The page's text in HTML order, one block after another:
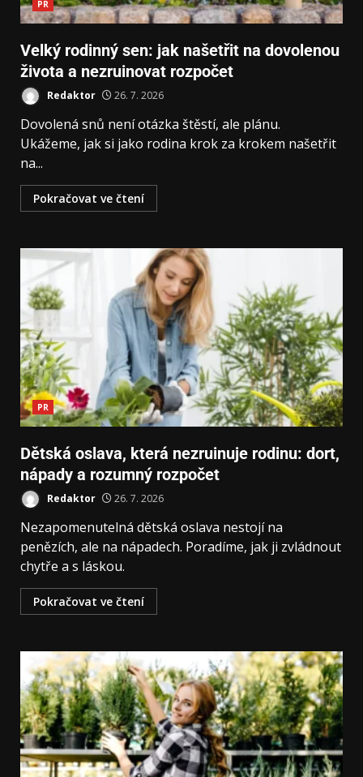
PR
Velký rodinný sen: jak našetřit na dovolenou
života a nezruinovat rozpočet
Redaktor 26. 7. 2026
Dovolená snů není otázka štěstí, ale plánu.
Ukážeme, jak si jako rodina krok za krokem našetřit
na...
Pokračovat ve čtení
PR
Dětská oslava, která nezruinuje rodinu: dort,
nápady a rozumný rozpočet
Redaktor 26. 7. 2026
Nezapomenutelná dětská oslava nestojí na
penězích, ale na nápadech. Poradíme, jak ji zvládnout
chytře a s láskou.
Pokračovat ve čtení